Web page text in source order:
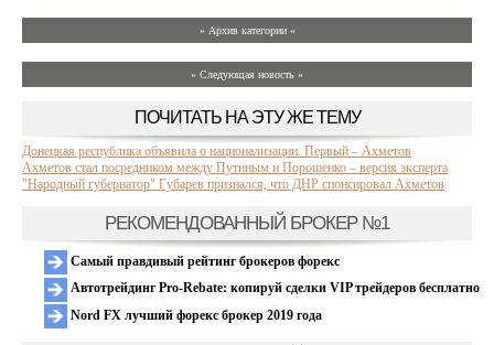
» Архив категории «
» Следующая новость »
ПОЧИТАТЬ НА ЭТУ ЖЕ ТЕМУ
Донецкая республика объявила о национализации. Первый – Ахметов
Ахметов стал посредником между Путиным и Порошенко – версия эксперта
"Народный губернатор" Губарев признался, что ДНР спонсировал Ахметов
РЕКОМЕНДОВАННЫЙ БРОКЕР №1
Самый правдивый рейтинг брокеров форекс
Автотрейдинг Pro-Rebate: копируй сделки VIP трейдеров бесплатно
Nord FX лучший форекс брокер 2019 года